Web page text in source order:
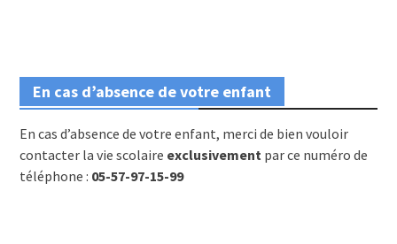
En cas d’absence de votre enfant
En cas d’absence de votre enfant, merci de bien vouloir
contacter la vie scolaire exclusivementpar ce numéro de
téléphone : 05-57-97-15-99